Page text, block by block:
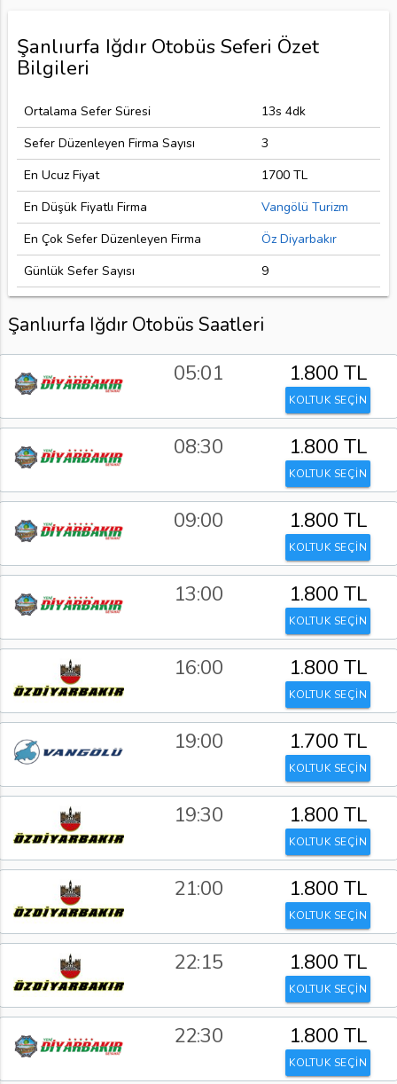
Şanlıurfa Iğdır Otobüs Seferi Özet
Bilgileri
Ortalama Sefer Süresi
13s 4dk
Sefer Düzenleyen Firma Sayısı
3
En Ucuz Fiyat
1700 TL
En Düşük Fiyatlı Firma
Vangölü Turizm
En Çok Sefer Düzenleyen Firma
Öz Diyarbakır
Günlük Sefer Sayısı
9
Şanlıurfa Iğdır Otobüs Saatleri
05:01 1.800 TL
KOLTUK SEÇİN
08:30 1.800 TL
KOLTUK SEÇİN
09:00 1.800 TL
KOLTUK SEÇİN
13:00 1.800 TL
KOLTUK SEÇİN
16:00 1.800 TL
KOLTUK SEÇİN
19:00 1.700 TL
KOLTUK SEÇİN
19:30 1.800 TL
KOLTUK SEÇİN
21:00 1.800 TL
KOLTUK SEÇİN
22:15 1.800 TL
KOLTUK SEÇİN
22:30 1.800 TL
KOLTUK SEÇİN